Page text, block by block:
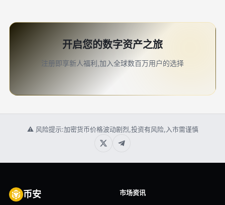
开启您的数字资产之旅
注册即享新人福利,加入全球数百万用户的选择
⚠ 风险提示:加密货币价格波动剧烈,投资有风险,入市需谨慎
币安 市场资讯